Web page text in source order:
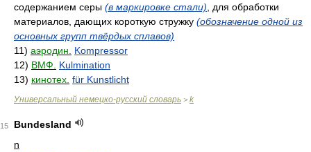
содержанием серы (в маркировке стали) , для обработки
материалов, дающих короткую стружку (обозначение одной из
основных групп твёрдых сплавов)
11) аэродин.
Kompressor
12) ВМФ.
Kulmination
13) кинотех. für Kunstlicht
Универсальный немецко-русский словарь > k
15
Bundesland
n